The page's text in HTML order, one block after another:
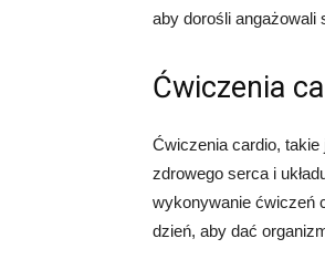
aby dorośli angażowali
Ćwiczenia
Ćwiczenia cardio, takie
zdrowego serca i
wykonywanie ćwiczeń
dzień, aby dać